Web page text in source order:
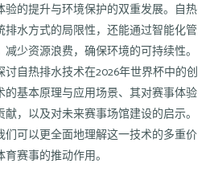
的提升与环境保护的双重发展。自热
水方式的局限性，还能通过智能化管
少资源浪费，确保环境的可持续性。
自热排水技术在2026年世界杯中的创
基本原理与应用场景、其对赛事体验
，以及对未来赛事场馆建设的启示。
可以更全面地理解这一技术的多重价
赛事的推动作用。